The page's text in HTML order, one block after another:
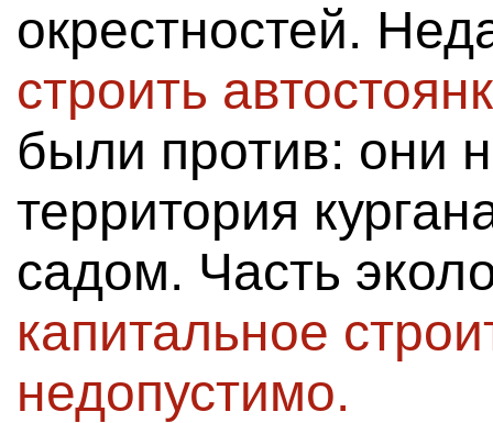
окрестностей.
строить
были против: они
территория
садом. Часть
капитальное
недопустимо.